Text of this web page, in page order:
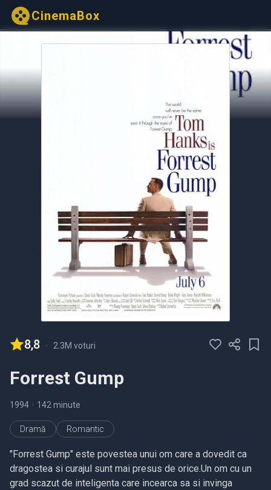
CinemaBox
8,8 - 2.3M voturi
Forrest Gump
1994 • 142 minute
Dramă Romantic
"Forrest Gump" este povestea unui om care a dovedit ca
dragostea si curajul sunt mai presus de orice.Un om cu un
grad scazut de inteligenta care incearca sa si invinga